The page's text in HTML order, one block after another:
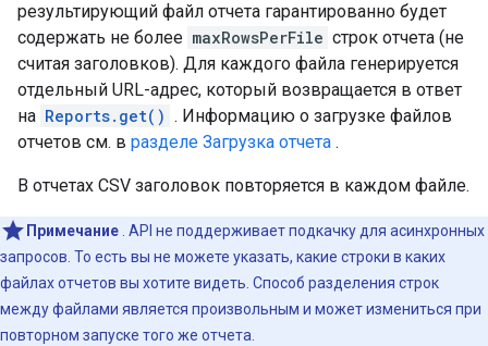
результирующий файл отчета гарантированно будет
содержать не более maxRowsPerFile строк отчета (не
считая заголовков). Для каждого файла генерируется
отдельный URL-адрес, который возвращается в ответ
на Reports.get() . Информацию о загрузке файлов
отчетов см. в разделе Загрузка отчета .
В отчетах CSV заголовок повторяется в каждом файле.
Примечание . API не поддерживает подкачку для асинхронных
запросов. То есть вы не можете указать, какие строки в каких
файлах отчетов вы хотите видеть. Способ разделения строк
между файлами является произвольным и может измениться при
повторном запуске того же отчета.